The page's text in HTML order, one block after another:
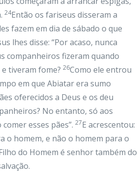
24Então os fariseus disseram a
fazem em dia de sábado o que
lhes disse: “Por acaso, nunca
companheiros fizeram quando
tiveram fome? 26Como ele entrou
em que Abiatar era sumo
oferecidos a Deus e os deu
No entanto, só aos
esses pães”. 27E acrescentou:
o homem, e não o homem para o
do Homem é senhor também do